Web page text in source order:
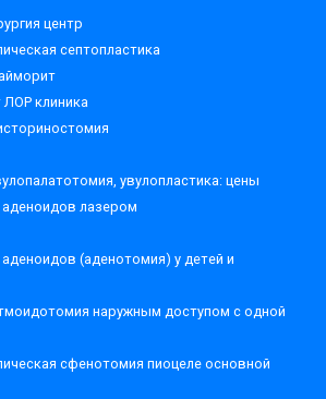
центр
септопластика
ЛОР клиника
увулопластика: цены
аденоидов лазером
аденоидов (аденотомия) у детей и
наружным доступом с одной
сфенотомия пиоцеле основной